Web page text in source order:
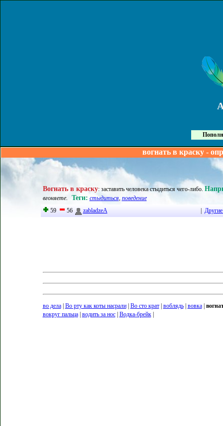
вогнать в краску -
Вогнать в краску: заставить человека стыдиться чего-либо.
вгоняете. Теги: стыдиться, поведение
59
56 zabladzeA
во дела| Во рту как коты насрали| Во сто крат| воблядь| вовка|
вокруг пальца| водить за нос| Водка-брейк|